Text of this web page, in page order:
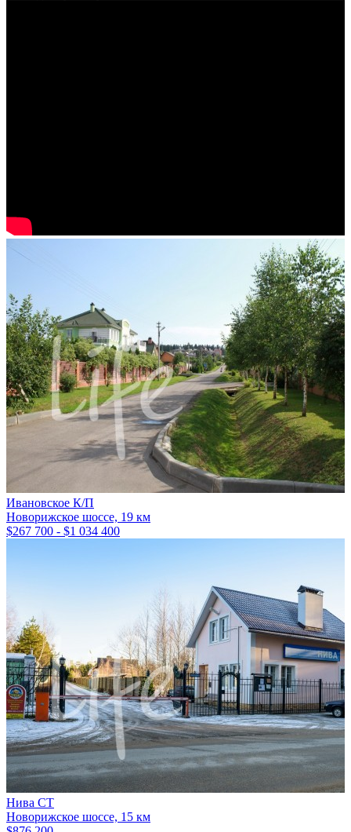
Ивановское К/П
Новорижское шоссе, 19 км
$267 700 - $1 034 400
Нива СТ
Новорижское шоссе, 15 км